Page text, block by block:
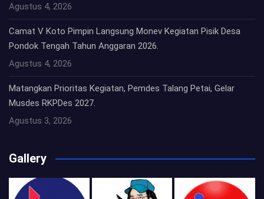
Agustus 4, 2026
Camat V Koto Pimpin Langsung Monev Kegiatan Pisik Desa
Pondok Tengah Tahun Anggaran 2026.
Agustus 4, 2026
Matangkan Prioritas Kegiatan, Pemdes Talang Petai, Gelar
Musdes RKPDes 2027.
Agustus 3, 2026
Gallery